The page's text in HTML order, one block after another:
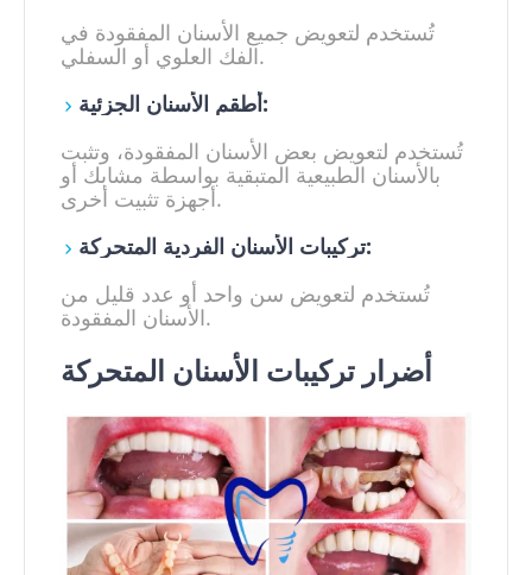
تُستخدم لتعويض جميع الأسنان المفقودة في
الفك العلوي أو السفلي.
أطقم الأسنان الجزئية:
تُستخدم لتعويض بعض الأسنان المفقودة، وتثبت
بالأسنان الطبيعية المتبقية بواسطة مشابك أو
أجهزة تثبيت أخرى.
تركيبات الأسنان الفردية المتحركة:
تُستخدم لتعويض سن واحد أو عدد قليل من
الأسنان المفقودة.
أضرار تركيبات الأسنان المتحركة